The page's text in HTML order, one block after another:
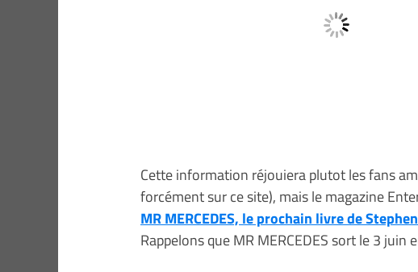
Cette information réjouiera plutot les fans
forcément sur ce site), mais le magazine
MR MERCEDES, le prochain livre de
Rappelons que MR MERCEDES sort le 3 juin